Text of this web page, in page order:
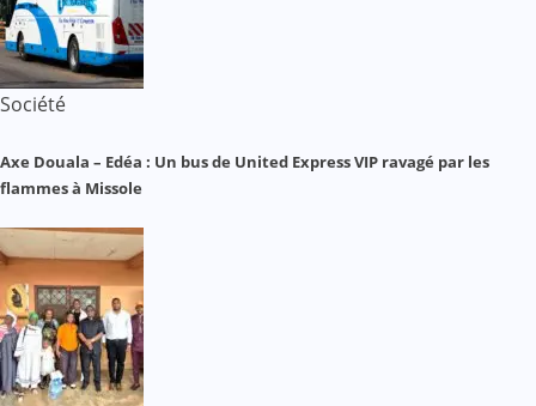
Société
Axe Douala – Edéa : Un bus de United Express VIP ravagé par les
flammes à Missole